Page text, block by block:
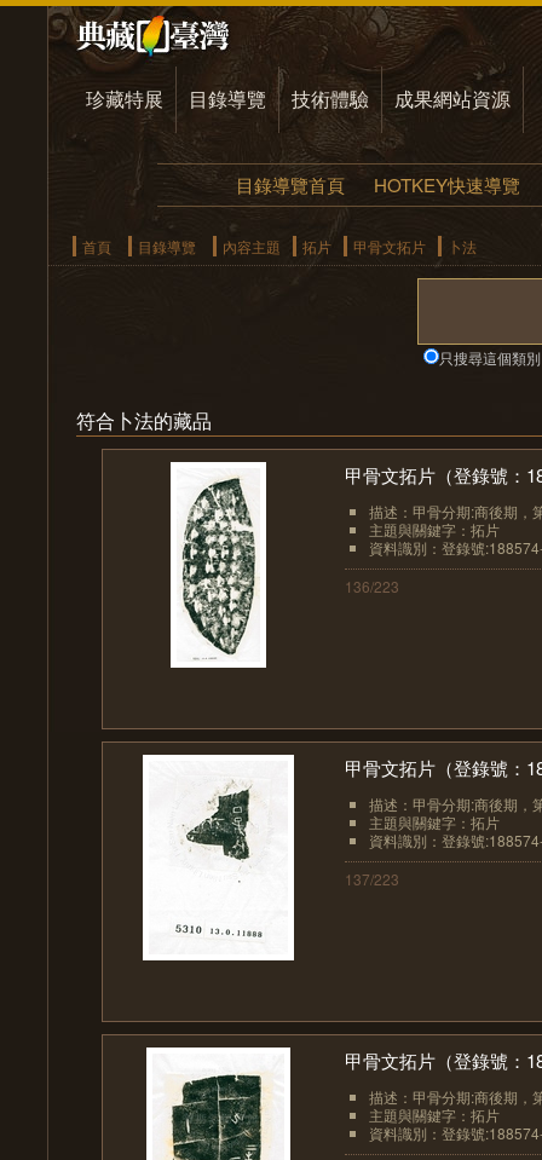
珍藏特展 目錄導覽 技術體驗 成果網站資源
目錄導覽首頁 HOTKEY快速導覽
首頁 目錄導覽 內容主題 拓片 甲骨文拓片 卜法
只搜尋這個類別
符合卜法的藏品
甲骨文拓片（登錄號：
描述：甲骨分期:商後期，
主題與關鍵字：拓片
資料識別：登錄號
136/223
甲骨文拓片（登錄號：
描述：甲骨分期:商後期，
主題與關鍵字：拓片
資料識別：登錄號
137/223
甲骨文拓片（登錄號：
描述：甲骨分期:商後期，
主題與關鍵字：拓片
資料識別：登錄號